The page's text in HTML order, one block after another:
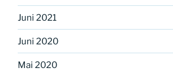
Juni 2021
Juni 2020
Mai 2020